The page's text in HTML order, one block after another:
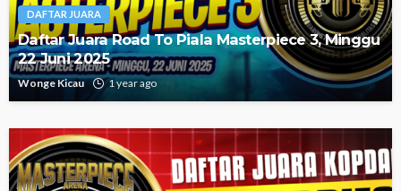
DAFTAR JUARA
Daftar Juara Road To Piala Masterpiece 3, Minggu
22 Juni 2025
Wonge Kicau 1 year ago